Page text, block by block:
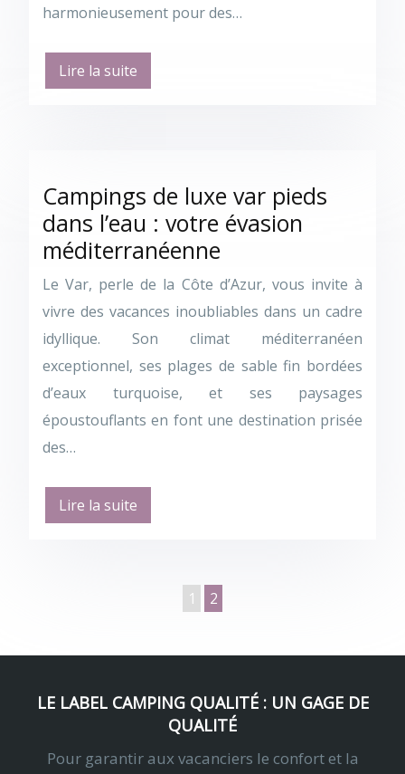
harmonieusement pour des…
Lire la suite
Campings de luxe var pieds
dans l’eau : votre évasion
méditerranéenne
Le Var, perle de la Côte d’Azur, vous invite à
vivre des vacances inoubliables dans un cadre
idyllique. Son climat méditerranéen
exceptionnel, ses plages de sable fin bordées
d’eaux turquoise, et ses paysages
époustouflants en font une destination prisée
des…
Lire la suite
1 2
LE LABEL CAMPING QUALITÉ : UN GAGE DE
QUALITÉ
Pour garantir aux vacanciers le confort et la